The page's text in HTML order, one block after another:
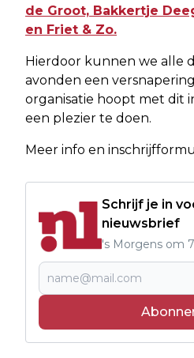
de Groot, Bakkertje
en Friet & Zo.
Hierdoor kunnen we alle
avonden een
organisatie hoopt met dit
een plezier te doen.
Meer info en
Schrijf je in
nieuwsbrief
's Morgens om